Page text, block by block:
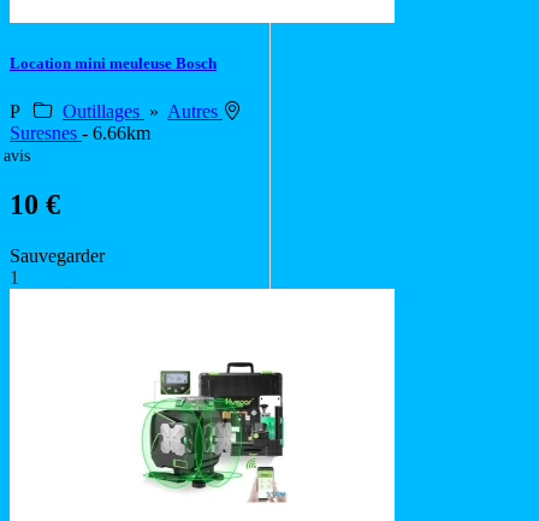
Location mini meuleuse Bosch
P Outillages » Autres
Suresnes - 6.66km
avis
10 €
Sauvegarder
1